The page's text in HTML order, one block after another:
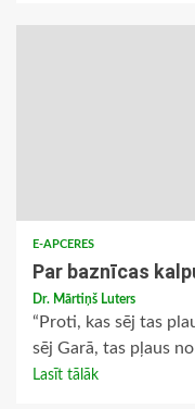
E-APCERES
Par baznīcas
Dr. Mārtiņš Luters
“Proti, kas sēj tas
sēj Garā, tas pļaus
Lasīt tālāk